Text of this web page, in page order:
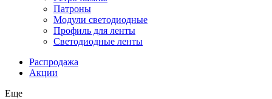
Патроны
Модули светодиодные
Профиль для ленты
Светодиодные ленты
Распродажа
Акции
Еще